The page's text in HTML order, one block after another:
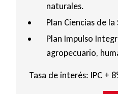
naturales.
Plan Ciencias de
Plan Impulso
agropecuario,
Tasa de interés: IPC +